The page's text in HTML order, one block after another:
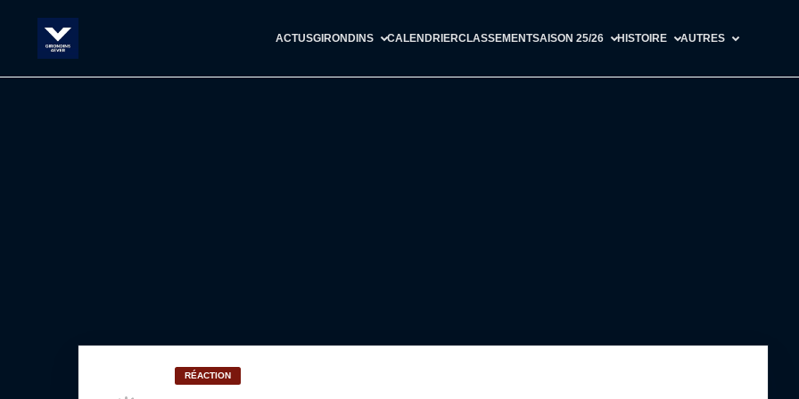
ACTUSGIRONDINS CALENDRIERCLASSEMENTSAISON 25/26 HISTOIRE AUTRES
RÉACTION